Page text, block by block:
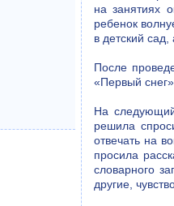
на занятиях
ребенок
в детский
После
«Первый
На
решила
отвечать на
просила
словарного
другие,